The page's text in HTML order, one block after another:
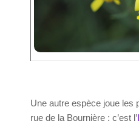
Une autre espèce joue les
rue de la Bournière : c’est l’